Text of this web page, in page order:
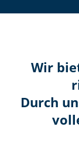
Wir
Durch